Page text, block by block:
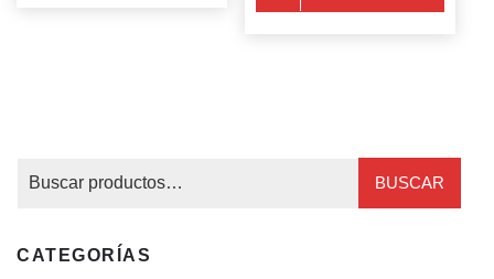
BUSCAR
CATEGORÍAS